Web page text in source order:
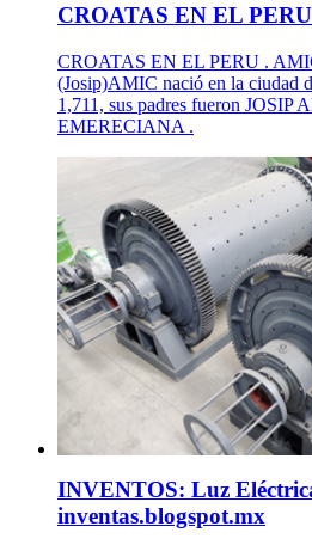
CROATAS EN EL
CROATAS EN EL PERU .
(Josip)AMIC nació en la ciudad
1,711, sus padres fueron JOSIP
EMERECIANA .
INVENTOS: Luz
inventas.blogspot.mx